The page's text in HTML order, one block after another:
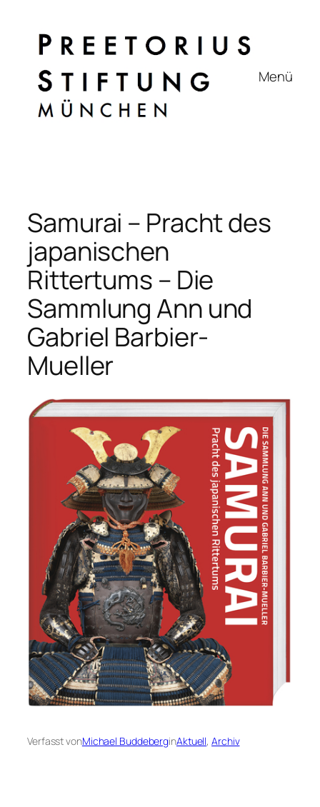
springen
Menü
Samurai – Pracht des
japanischen
Rittertums – Die
Sammlung Ann und
Gabriel Barbier-
Mueller
Verfasst vonMichael BuddeberginAktuell, Archiv